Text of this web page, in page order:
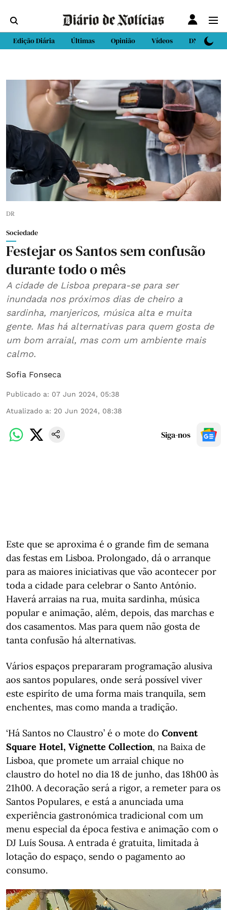
Edição Diária Últimas Opinião Vídeos DN Sport
DR
Sociedade
Festejar os Santos sem confusão
durante todo o mês
A cidade de Lisboa prepara-se para ser
inundada nos próximos dias de cheiro a
sardinha, manjericos, música alta e muita
gente. Mas há alternativas para quem gosta de
um bom arraial, mas com um ambiente mais
calmo.
Sofia Fonseca
Publicado a: 07 Jun 2024, 05:38
Atualizado a: 20 Jun 2024, 08:38
Siga-nos
Este que se aproxima é o grande fim de semana
das festas em Lisboa. Prolongado, dá o arranque
para as maiores iniciativas que vão acontecer por
toda a cidade para celebrar o Santo António.
Haverá arraias na rua, muita sardinha, música
popular e animação, além, depois, das marchas e
dos casamentos. Mas para quem não gosta de
tanta confusão há alternativas.
Vários espaços prepararam programação alusiva
aos santos populares, onde será possível viver
este espiríto de uma forma mais tranquila, sem
enchentes, mas como manda a tradição.
‘Há Santos no Claustro’ é o mote do Convent
Square Hotel, Vignette Collection, na Baixa de
Lisboa, que promete um arraial chique no
claustro do hotel no dia 18 de junho, das 18h00 às
21h00. A decoração será a rigor, a remeter para os
Santos Populares, e está a anunciada uma
experiência gastronómica tradicional com um
menu especial da época festiva e animação com o
DJ Luís Sousa. A entrada é gratuita, limitada à
lotação do espaço, sendo o pagamento ao
consumo.